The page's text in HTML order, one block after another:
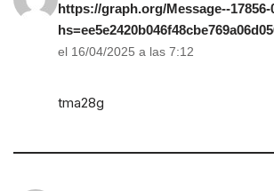
https://graph.org/Message--17856-
el 16/04/2025 a las 7:12
tma28g